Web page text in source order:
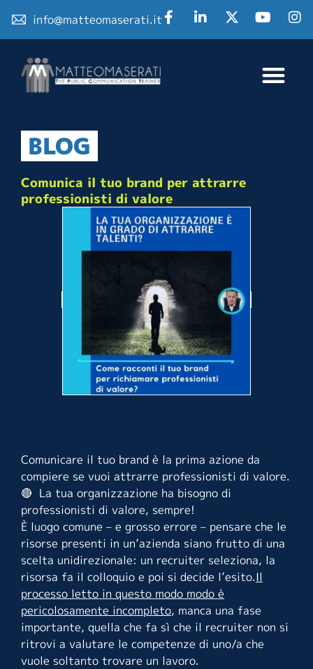
info@matteomaserati.it
BLOG
Comunica il tuo brand per attrarre
professionisti di valore
Comunicare il tuo brand è la prima azione da
compiere se vuoi attrarre professionisti di valore.
🔴 La tua organizzazione ha bisogno di
professionisti di valore, sempre!
È luogo comune – e grosso errore – pensare che le
risorse presenti in un’azienda siano frutto di una
scelta unidirezionale: un recruiter seleziona, la
risorsa fa il colloquio e poi si decide l’esito.Il
processo letto in questo modo modo è
pericolosamente incompleto, manca una fase
importante, quella che fa sì che il recruiter non si
ritrovi a valutare le competenze di uno/a che
vuole soltanto trovare un lavoro.